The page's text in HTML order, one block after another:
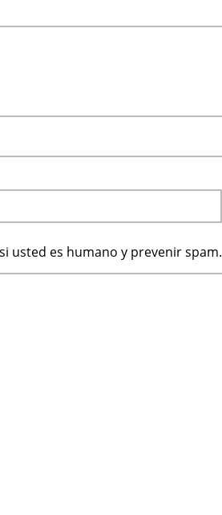
usted es humano y prevenir spam.